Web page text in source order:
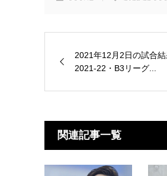
2021年12月2日の試合
2021-22・B3リーグ...
関連記事一覧